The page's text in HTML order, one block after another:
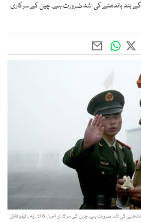
بند باندھنے کی اشد ضرورت ہے، چین کے سرکاری
کی اشد ضرورت ہے، چین کے سرکاری اخبار کا اداریہ ۔ فوٹو: فائل